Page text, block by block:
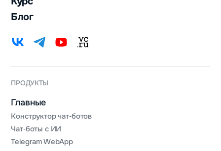
Блог
ПРОДУКТЫ
Главные
Конструктор чат‑ботов
Чат‑боты с ИИ
Telegram WebApp